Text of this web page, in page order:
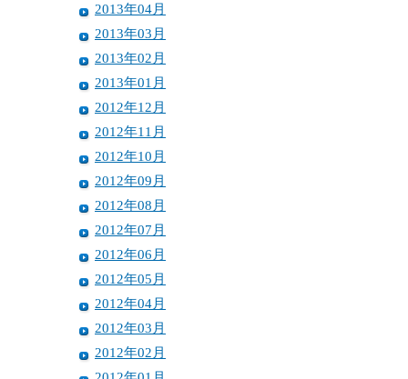
2013年04月
2013年03月
2013年02月
2013年01月
2012年12月
2012年11月
2012年10月
2012年09月
2012年08月
2012年07月
2012年06月
2012年05月
2012年04月
2012年03月
2012年02月